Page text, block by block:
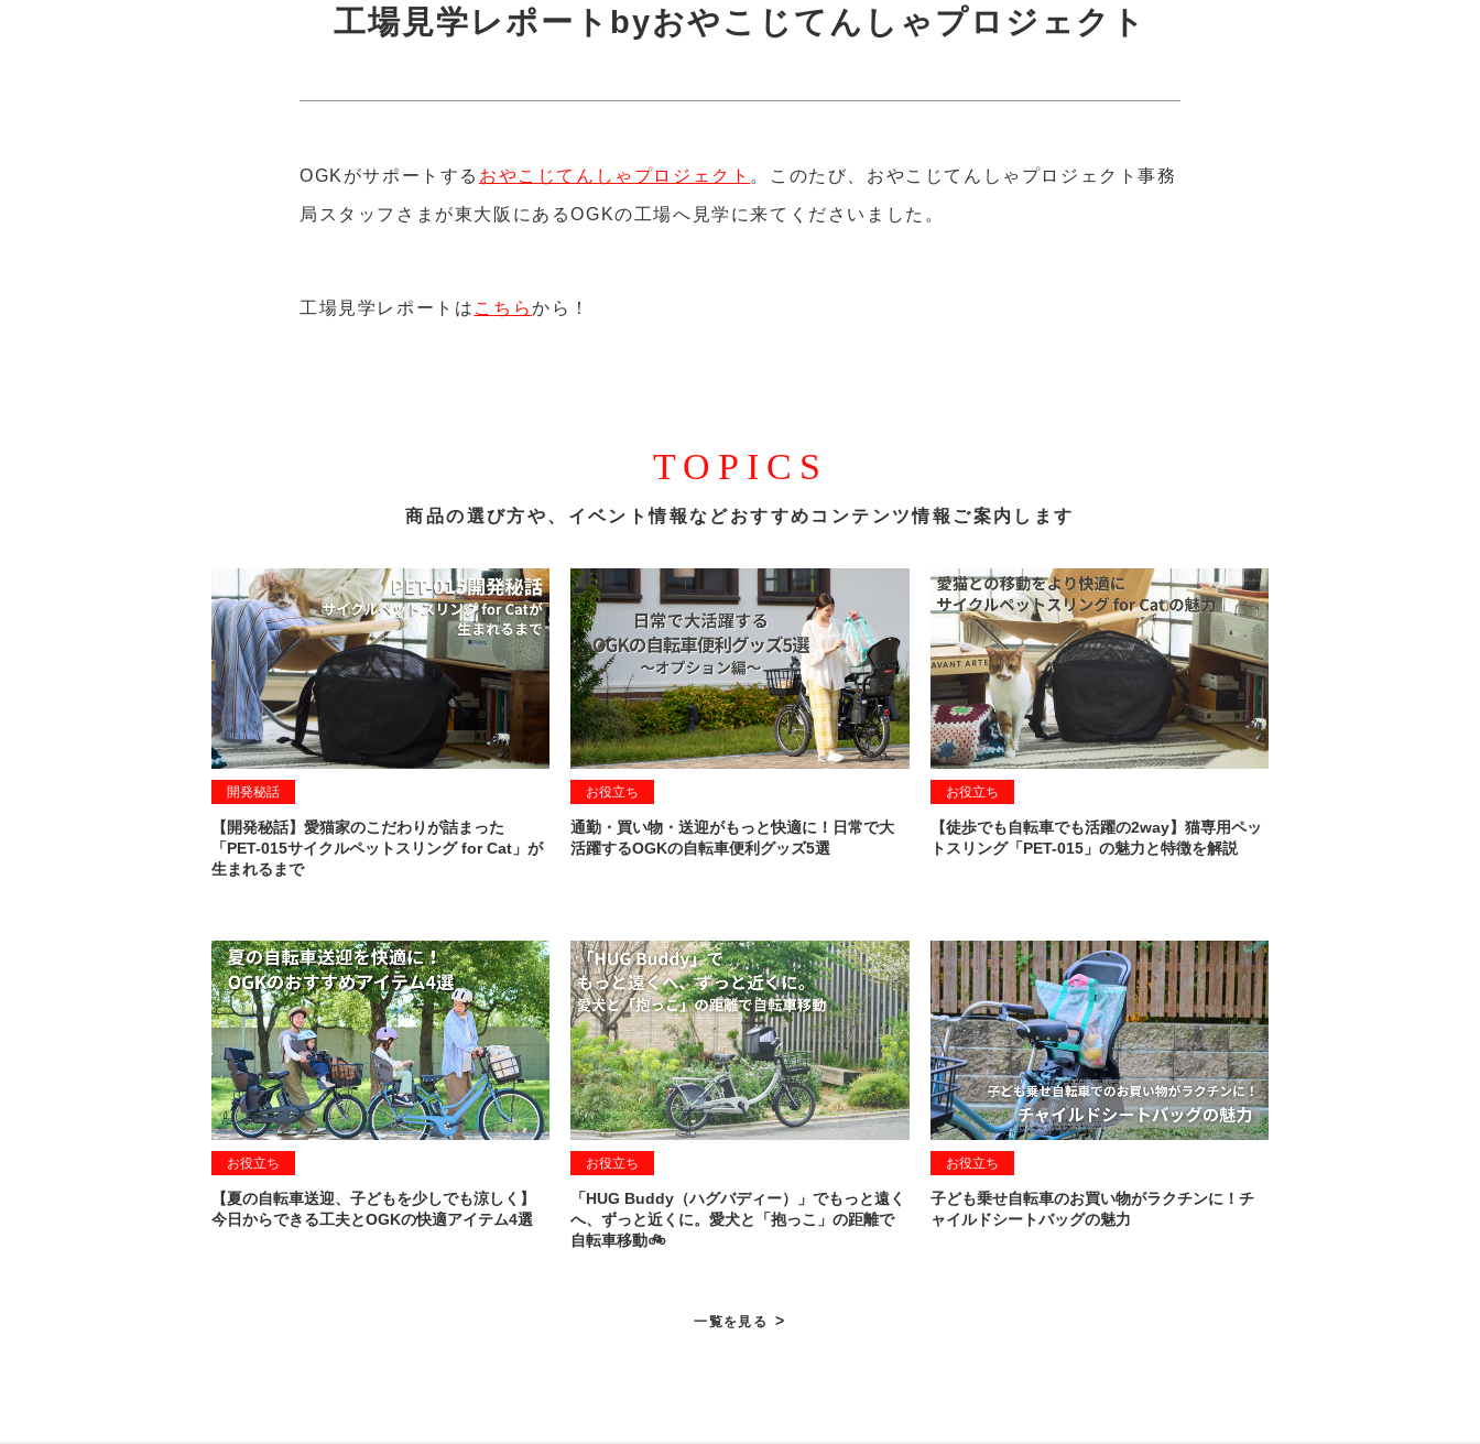
工場見学レポートbyおやこじてんしゃプロジェクト
OGKがサポートする おやこじてんしゃプロジェクト 。このたび、おやこじてんしゃプロジェクト事務
局スタッフさまが東大阪にあるOGKの工場へ見学に来てくださいました。
工場見学レポートは こちらから！
TOPICS
商品の選び方や、イベント情報などおすすめコンテンツ情報ご案内します
開発秘話
【開発秘話】愛猫家のこだわりが詰まった
「PET-015サイクルペットスリング for Cat」が
生まれるまで
お役立ち
通勤・買い物・送迎がもっと快適に！日常で大
活躍するOGKの自転車便利グッズ5選
お役立ち
【徒歩でも自転車でも活躍の2way】猫専用ペッ
トスリング「PET-015」の魅力と特徴を解説
お役立ち
【夏の自転車送迎、子どもを少しでも涼しく】
今日からできる工夫とOGKの快適アイテム4選
お役立ち
「HUG Buddy（ハグバディー）」でもっと遠く
へ、ずっと近くに。愛犬と「抱っこ」の距離で
自転車移動🚲
お役立ち
子ども乗せ自転車のお買い物がラクチンに！チ
ャイルドシートバッグの魅力
一覧を見る >